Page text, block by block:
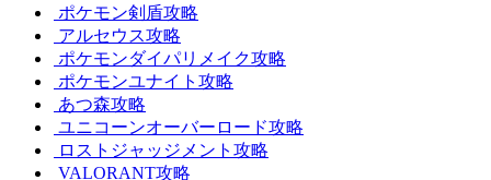
ポケモン剣盾攻略
アルセウス攻略
ポケモンダイパリメイク攻略
ポケモンユナイト攻略
あつ森攻略
ユニコーンオーバーロード攻略
ロストジャッジメント攻略
VALORANT攻略